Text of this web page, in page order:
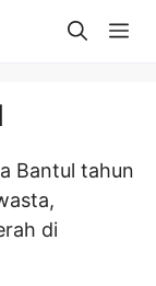
Bantul tahun
di